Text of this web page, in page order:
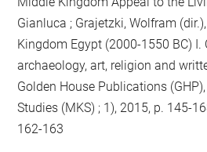
Gianluca ; Grajetzki, Wolfram
Kingdom Egypt (2000-1550 BC)
archaeology, art, religion and
Golden House Publications
Studies (MKS) ; 1), 2015, p. 145-
162-163